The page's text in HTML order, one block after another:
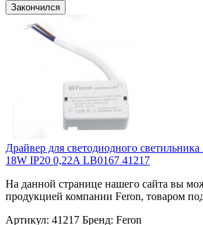
Закончился
Драйвер для светодиодного
18W IP20 0,22A LB0167 41217
На данной странице нашего сайта вы
продукцией компании Feron, товаром
Артикул: 41217 Бренд: Feron